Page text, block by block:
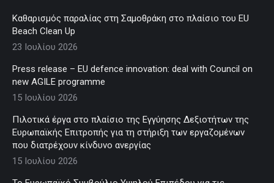
Καθαρισμός παραλίας στη Σαμοθράκη στο πλαίσιο του EU
Beach Clean Up
23 Ιουλίου 2026
Press release – EU defence innovation: deal with Council on
new AGILE programme
15 Ιουλίου 2026
Πιλοτικά έργα στο πλαίσιο της Εγγύησης Δεξιοτήτων της
Ευρωπαϊκής Επιτροπής για τη στήριξη των εργαζομένων
που διατρέχουν κίνδυνο ανεργίας
15 Ιουλίου 2026